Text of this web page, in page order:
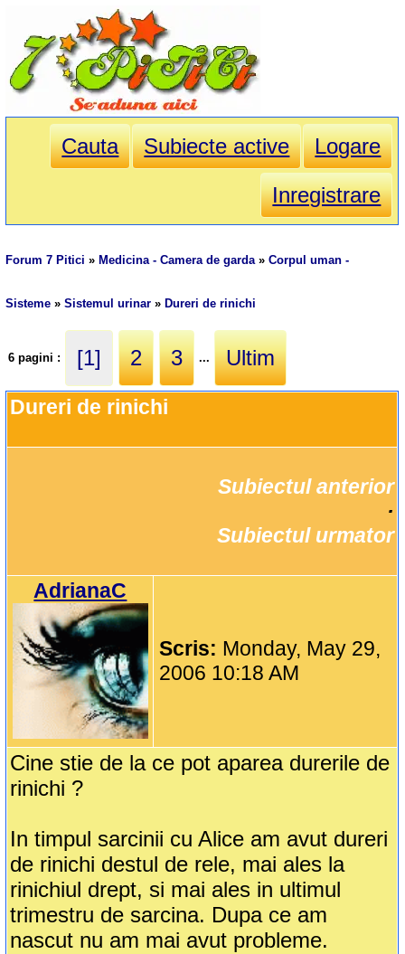
Cauta Subiecte active
Logare
Inregistrare
Forum 7 Pitici » Medicina - Camera de garda»Corpul uman -
Sisteme »Sistemul urinar » Dureri de rinichi
6 pagini : [1] 2 3 ... Ultim
Dureri de rinichi
Subiectul anterior
Subiectul urmator
AdrianaC
Scris: Monday, May 29,
2006 10:18 AM
Cine stie de la ce pot aparea durerile de
rinichi ?
In timpul sarcinii cu Alice am avut dureri
de rinichi destul de rele, mai ales la
rinichiul drept, si mai ales in ultimul
trimestru de sarcina. Dupa ce am
nascut nu am mai avut probleme.